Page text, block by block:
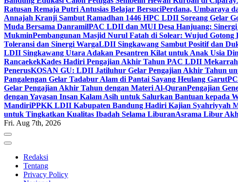
Ratusan Remaja Putri Antusias Belajar BersuciPerdana, Umbaraya
Annajah Kranji Sambut Ramadhan 1446 HPC LDII Soreang Gelar
Muda Bersama DanramilPAC LDII dan MUI Desa Hanjuang:
MukminPembangunan Masjid Nurul Fatah di Solear: Wujud
Toleransi dan Sinergi WargaLDII Singkawang Sambut Positif dan
LDII Singkawang Utara Adakan Pesantren Kilat untuk Anak Usia
RancaekekKades Hadiri Pengajian Akhir Tahun PAC LDII
PenerusKOSAN GU: LDII Jatiluhur Gelar Pengajian Akhir Tahun
Pangalengan Gelar Tadabur Alam di Pantai Sayang Heulang Garut
Gelar Pengajian Akhir Tahun dengan Materi Al-QuranPengajian
dengan Yayasan Insan Kalam Asih untuk Salurkan Bantuan kepada
MandiriPPKK LDII Kabupaten Bandung Hadiri Kajian Syahriyyah
untuk Tingkatkan Kualitas Ibadah Selama LiburanAsrama Libur
Fri. Aug 7th, 2026
Redaksi
Tentang
Privacy Policy